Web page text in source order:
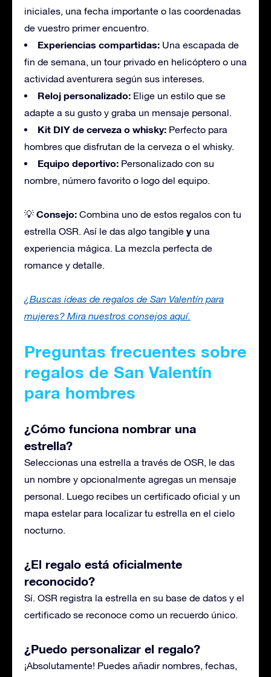
iniciales, una fecha importante o las coordenadas
de vuestro primer encuentro.
Experiencias compartidas: Una escapada de
fin de semana, un tour privado en helicóptero o una
actividad aventurera según sus intereses.
Reloj personalizado: Elige un estilo que se
adapte a su gusto y graba un mensaje personal.
Kit DIY de cerveza o whisky: Perfecto para
hombres que disfrutan de la cerveza o el whisky.
Equipo deportivo: Personalizado con su
nombre, número favorito o logo del equipo.
💡 Consejo: Combina uno de estos regalos con tu
estrella OSR. Así le das algo tangible yuna
experiencia mágica. La mezcla perfecta de
romance y detalle.
¿Buscas ideas de regalos de San Valentín para
mujeres? Mira nuestros consejos aquí.
Preguntas frecuentes sobre
regalos de San Valentín
para hombres
¿Cómo funciona nombrar una
estrella?
Seleccionas una estrella a través de OSR, le das
un nombre y opcionalmente agregas un mensaje
personal. Luego recibes un certificado oficial y un
mapa estelar para localizar tu estrella en el cielo
nocturno.
¿El regalo está oficialmente
reconocido?
Sí. OSR registra la estrella en su base de datos y el
certificado se reconoce como un recuerdo único.
¿Puedo personalizar el regalo?
¡Absolutamente! Puedes añadir nombres, fechas,